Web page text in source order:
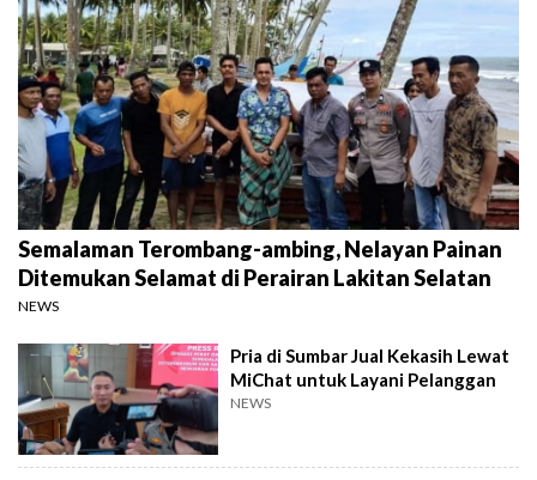
Semalaman Terombang-ambing, Nelayan Painan
Ditemukan Selamat di Perairan Lakitan Selatan
NEWS
Pria di Sumbar Jual Kekasih Lewat
MiChat untuk Layani Pelanggan
NEWS